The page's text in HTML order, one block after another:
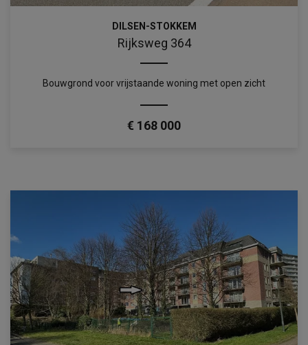
DILSEN-STOKKEM
Rijksweg 364
Bouwgrond voor vrijstaande woning met open zicht
€ 168 000